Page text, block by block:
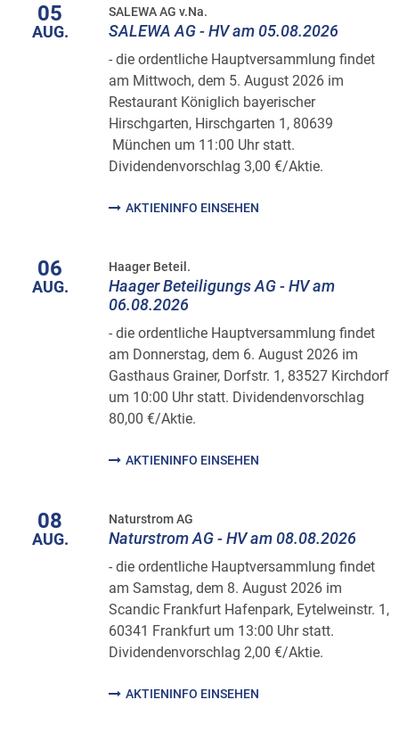
05
AUG.
SALEWA AG v.Na.
SALEWA AG - HV am 05.08.2026
- die ordentliche Hauptversammlung findet
am Mittwoch, dem 5. August 2026 im
Restaurant Königlich bayerischer
Hirschgarten, Hirschgarten 1, 80639
München um 11:00 Uhr statt.
Dividendenvorschlag 3,00 €/Aktie.
AKTIENINFO EINSEHEN
06
AUG.
Haager Beteil.
Haager Beteiligungs AG - HV am
06.08.2026
- die ordentliche Hauptversammlung findet
am Donnerstag, dem 6. August 2026 im
Gasthaus Grainer, Dorfstr. 1, 83527 Kirchdorf
um 10:00 Uhr statt. Dividendenvorschlag
80,00 €/Aktie.
AKTIENINFO EINSEHEN
08
AUG.
Naturstrom AG
Naturstrom AG - HV am 08.08.2026
- die ordentliche Hauptversammlung findet
am Samstag, dem 8. August 2026 im
Scandic Frankfurt Hafenpark, Eytelweinstr. 1,
60341 Frankfurt um 13:00 Uhr statt.
Dividendenvorschlag 2,00 €/Aktie.
AKTIENINFO EINSEHEN